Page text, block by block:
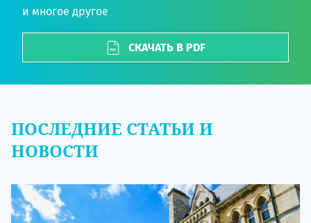
и многое другое
СКАЧАТЬ В PDF
ПОСЛЕДНИЕ СТАТЬИ И
НОВОСТИ